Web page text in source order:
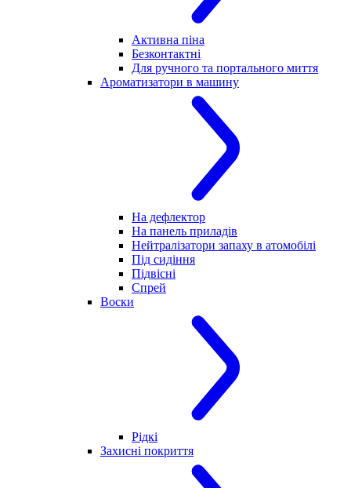
Активна піна
Безконтактні
Для ручного та портального миття
Ароматизатори в машину
На дефлектор
На панель приладів
Нейтралізатори запаху в атомобілі
Під сидіння
Підвісні
Спрей
Воски
Рідкі
Захисні покриття